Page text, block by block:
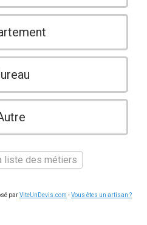
liste des métiers
parViteUnDevis.com -Vous êtes un artisan ?